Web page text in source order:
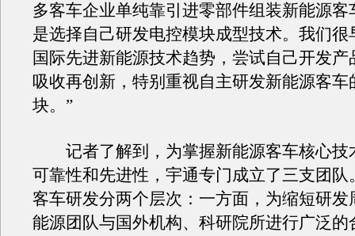
多客车企业单纯靠引进零部件组装新能源客
是选择自己研发电控模块成型技术。我们很
国际先进新能源技术趋势，尝试自己开发产
吸收再创新，特别重视自主研发新能源客车
块。”
记者了解到，为掌握新能源客车核心技
可靠性和先进性，宇通专门成立了三支团队
客车研发分两个层次：一方面，为缩短研发
能源团队与国外机构、科研院所进行广泛的